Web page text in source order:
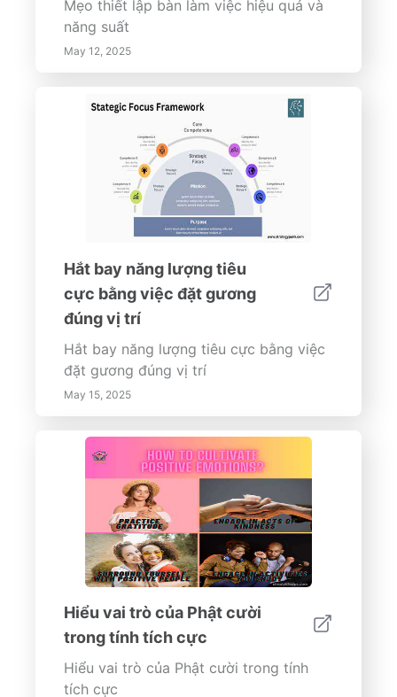
một lối sống lành mạnh và thịnh vượng.
Khám phá thế giới của các vật phẩm
trong ngôi nhà của bạn!
Mẹo thiết lập bàn làm việc hiệu quả và
năng suất
May 12, 2025
Hắt bay năng lượng tiêu
cực bằng việc đặt gương
đúng vị trí
Hắt bay năng lượng tiêu cực bằng việc
đặt gương đúng vị trí
May 15, 2025
Hiểu vai trò của Phật cười
trong tính tích cực
Hiểu vai trò của Phật cười trong tính
tích cực